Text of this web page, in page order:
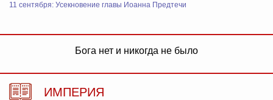
11 сентября: Усекновение главы Иоанна Предтечи
Бога нет и никогда не было
ИМПЕРИЯ